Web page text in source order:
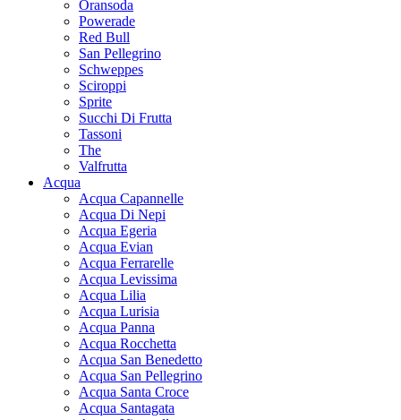
Oransoda
Powerade
Red Bull
San Pellegrino
Schweppes
Sciroppi
Sprite
Succhi Di Frutta
Tassoni
The
Valfrutta
Acqua
Acqua Capannelle
Acqua Di Nepi
Acqua Egeria
Acqua Evian
Acqua Ferrarelle
Acqua Levissima
Acqua Lilia
Acqua Lurisia
Acqua Panna
Acqua Rocchetta
Acqua San Benedetto
Acqua San Pellegrino
Acqua Santa Croce
Acqua Santagata